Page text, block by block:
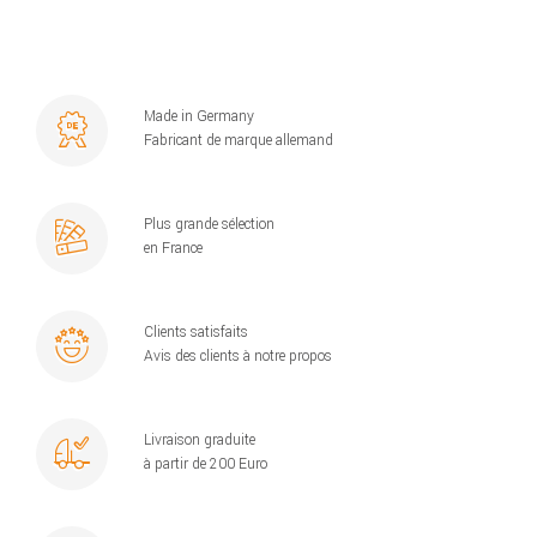
Made in Germany
Fabricant de marque allemand
Plus grande sélection
en France
Clients satisfaits
Avis des clients à notre propos
Livraison graduite
à partir de 200 Euro